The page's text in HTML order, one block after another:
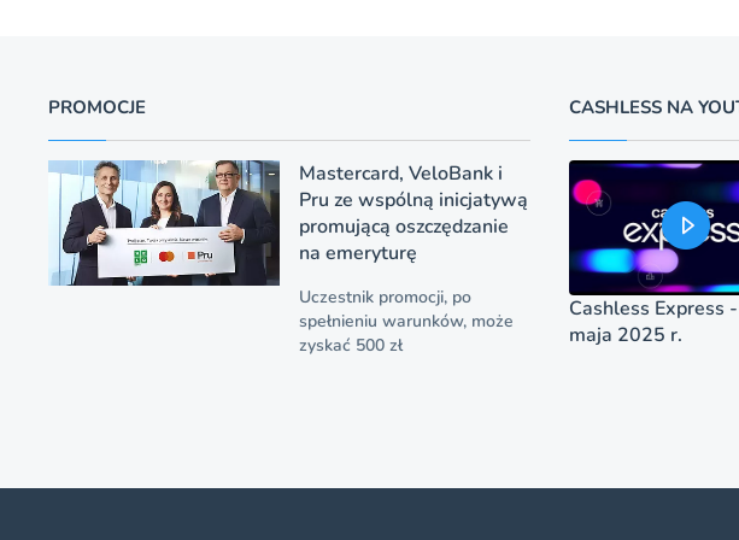
PROMOCJE
Mastercard, VeloBank i
Pru ze wspólną inicjatywą
promującą oszczędzanie
na emeryturę
Uczestnik promocji, po
spełnieniu warunków, może
zyskać 500 zł
CASHLESS NA
Cashless Express
maja 2025 r.